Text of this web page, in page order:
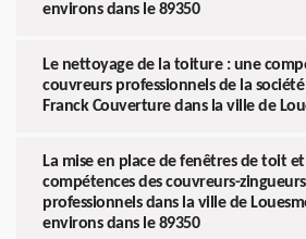
environs dans le 89350
Le nettoyage de la toiture : une
couvreurs professionnels de la
Franck Couverture dans la ville de
La mise en place de fenêtres de toit et
compétences des couvreurs-zingueurs
professionnels dans la ville de
environs dans le 89350